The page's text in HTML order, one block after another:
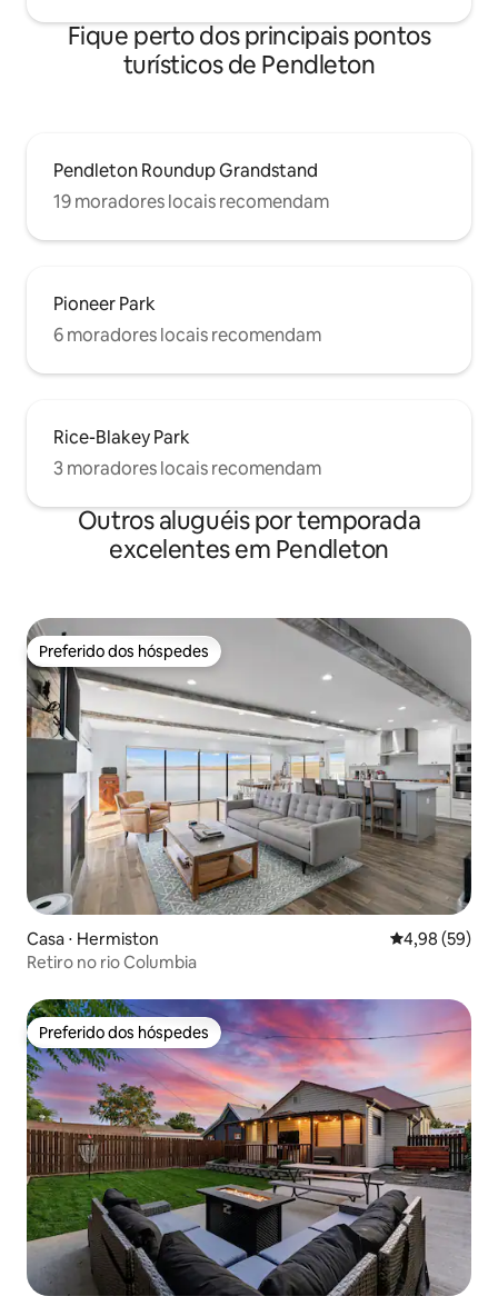
Fique perto dos principais pontos
turísticos de Pendleton
Pendleton Roundup Grandstand
19 moradores locais recomendam
Pioneer Park
6 moradores locais recomendam
Rice-Blakey Park
3 moradores locais recomendam
Outros aluguéis por temporada
excelentes em Pendleton
Preferido dos hóspedes
Preferido dos hóspedes
Casa ⋅ Hermiston 4,98 de uma
4,98 (59)
Retiro no rio Columbia
Preferido dos hóspedes
Preferido dos hóspedes